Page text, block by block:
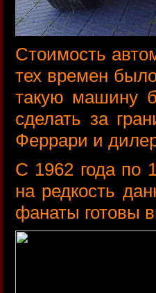
Стоимость
тех времен
такую машину
сделать за
Феррари и
С 1962 года по
на редкость
фанаты готовы